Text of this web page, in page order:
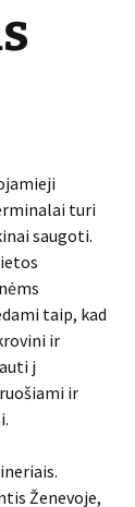
turi
saugoti.
taip, kad
ir
j
ir
Ženevoje,